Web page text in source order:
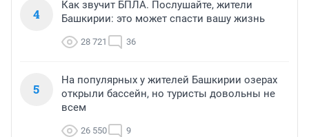
4
Как звучит БПЛА. Послушайте, жители
Башкирии: это может спасти вашу жизнь
28 721 36
5
На популярных у жителей Башкирии озерах
открыли бассейн, но туристы довольны не
всем
26 550 9